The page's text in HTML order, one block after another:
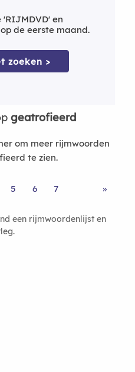
en
de eerste maand.
zoeken >
geatrofieerd
om meer rijmwoorden
te zien.
5 6 7 »
een rijmwoordenlijst en